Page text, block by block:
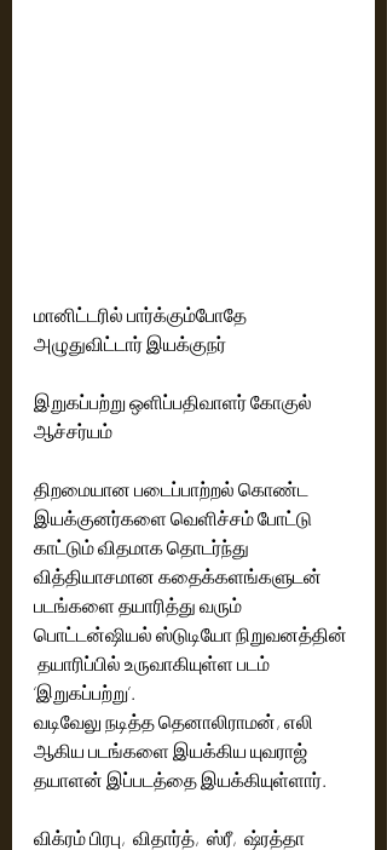
மானிட்டரில் பார்க்கும்போதே
அழுதுவிட்டார் இயக்குநர்
இறுகப்பற்று ஒளிப்பதிவாளர் கோகுல்
ஆச்சர்யம்
திறமையான படைப்பாற்றல் கொண்ட
இயக்குனர்களை வெளிச்சம் போட்டு
காட்டும் விதமாக தொடர்ந்து
வித்தியாசமான கதைக்களங்களுடன்
படங்களை தயாரித்து வரும்
பொட்டன்ஷியல் ஸ்டுடியோ நிறுவனத்தின்
தயாரிப்பில் உருவாகியுள்ள படம்
‘இறுகப்பற்று’.
வடிவேலு நடித்த தெனாலிராமன், எலி
ஆகிய படங்களை இயக்கிய யுவராஜ்
தயாளன் இப்படத்தை இயக்கியுள்ளார்.
விக்ரம் பிரபு,  விதார்த்,  ஸ்ரீ,  ஷ்ரத்தா